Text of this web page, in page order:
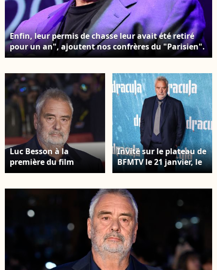
Enfin, leur permis de chasse leur avait été retiré
pour un an", ajoutent nos confrères du "Parisien".
Exclusif - Luc Besson remet un génie d'honneur à
Awards 2026" au casino d'Enghien-les-Bains le 21
janvier 2026. © Denis Guignebourg/Bestimage
Luc Besson à la
première du film
"Dracula" de L.Besson
film de Rome le 24
octobre 2025.
Invité sur le plateau de
BFMTV le 21 janvier, le
réalisateur de Dracula
chasseurs avaient été
condamnés pour
"chasse non autorisée
sur le terrain d’autrui"
et "chasse à l’aide d’un
engin, instrument,
mode ou moyen